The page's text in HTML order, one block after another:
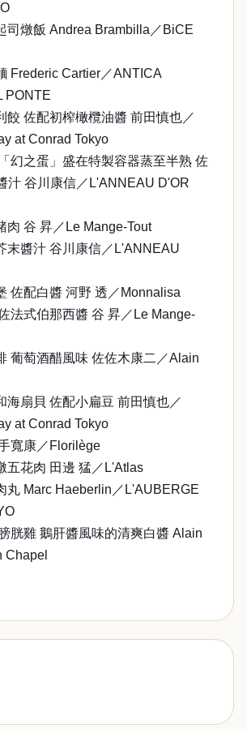
司燉飯 Andrea Brambilla／BiCE
Frederic Cartier／ANTICA
PONTE
餃 佐配初榨橄欖油醬 前田慎也／
at Conrad Tokyo
幻之蛋」盛在特製容器蒸至半熟 佐
汁 谷川康信／L'ANNEAU D'OR
肉 谷 昇／Le Mange-Tout
末醬汁 谷川康信／L'ANNEAU
佐配白醬 河野 透／Monnalisa
法式伯那西醬 谷 昇／Le Mange-
葡萄酒醋風味 佐佐木康二／Alain
海扇貝 佐配小扁豆 前田慎也／
at Conrad Tokyo
寬康／Florilège
五花肉 田邊 猛／L'Atlas
丸 Marc Haeberlin／L'AUBERGE
胱雞 鵝肝醬風味的清爽白醬 Alain
Chapel